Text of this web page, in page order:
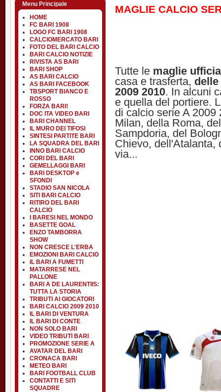
Menu Principale
HOME
FC BARI 1908
LOGO FC BARI 1908
CALCIOMERCATO BARI
FOTO DEL BARI CALCIO
BARI CALCIO NOTIZIE
RIVISTA AS BARI
BARI SHOP
AS BARI CALCIO
AS BARI FACEBOOK
TBSPORT BIANCO E
ROSSO
FORZA BARI!
DOC ITA VIDEO BARI
BARI CHANNEL
IL MURO DEI TIFOSI
SINTESI PARTITE BARI
LA SQUADRA DEL BARI
INNO BARI CALCIO
CORI DEL BARI
GEMELLAGGI BARI
BARI DESKTOP e
SFONDI
STADIO SAN NICOLA
SITI BARI CALCIO
RITIRO DEL BARI
CALCIO
I BARESI NEL MONDO
BASETTE GOAL
ENZO TAMBORRA
SHOW
NON CRESCE L'ERBA
EMOZIONI BARI CALCIO
IL BARI A FUMETTI
MATARRESE NEL
PALLONE
BARI A DE LAURENTIIS:
TUTTA LA STORIA
TRIBUTI AI GIOCATORI
BARI CALCIO 2009 2010
IL BARI DI VENTURA
IL BARI DI CONTE
NON SOLO BARI
VIDEO TRIBUTI BARI
PROMOZIONE SERIE A
AVATAR DEL BARI
CRONACA BARI
METEO BARI
BARI FOOTBALL CLUB
CONTATTI E SITI
SQUADRE
MAGLIE CALCIO
Tutte le maglie
casa e trasferta,
2009 2010. In alcuni
e quella del portiere.
di calcio serie A 2009
Milan, della Roma,
Sampdoria, del
Chievo, dell'Atalanta,
via...